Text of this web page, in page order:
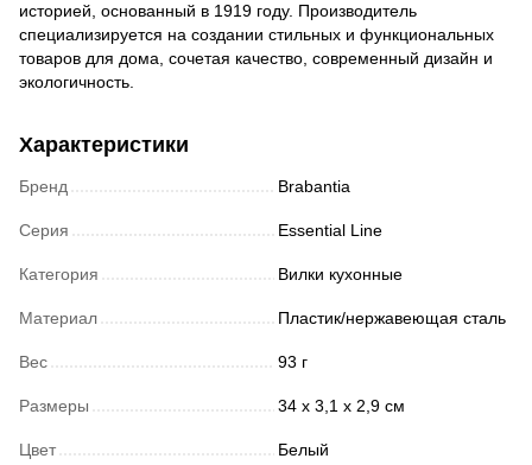
историей, основанный в 1919 году. Производитель
специализируется на создании стильных и функциональных
товаров для дома, сочетая качество, современный дизайн и
экологичность.
Характеристики
Бренд Brabantia
Серия Essential Line
Категория Вилки кухонные
Материал Пластик/нержавеющая сталь
Вес 93 г
Размеры 34 х 3,1 х 2,9 см
Цвет Белый